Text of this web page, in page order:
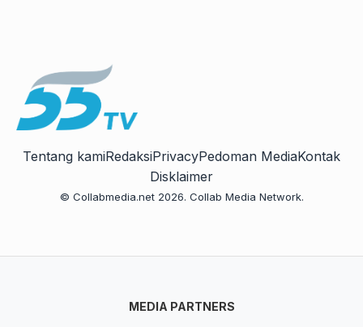
Tentang kamiRedaksiPrivacyPedoman MediaKontak
Disklaimer
© Collabmedia.net 2026. Collab Media Network.
MEDIA PARTNERS